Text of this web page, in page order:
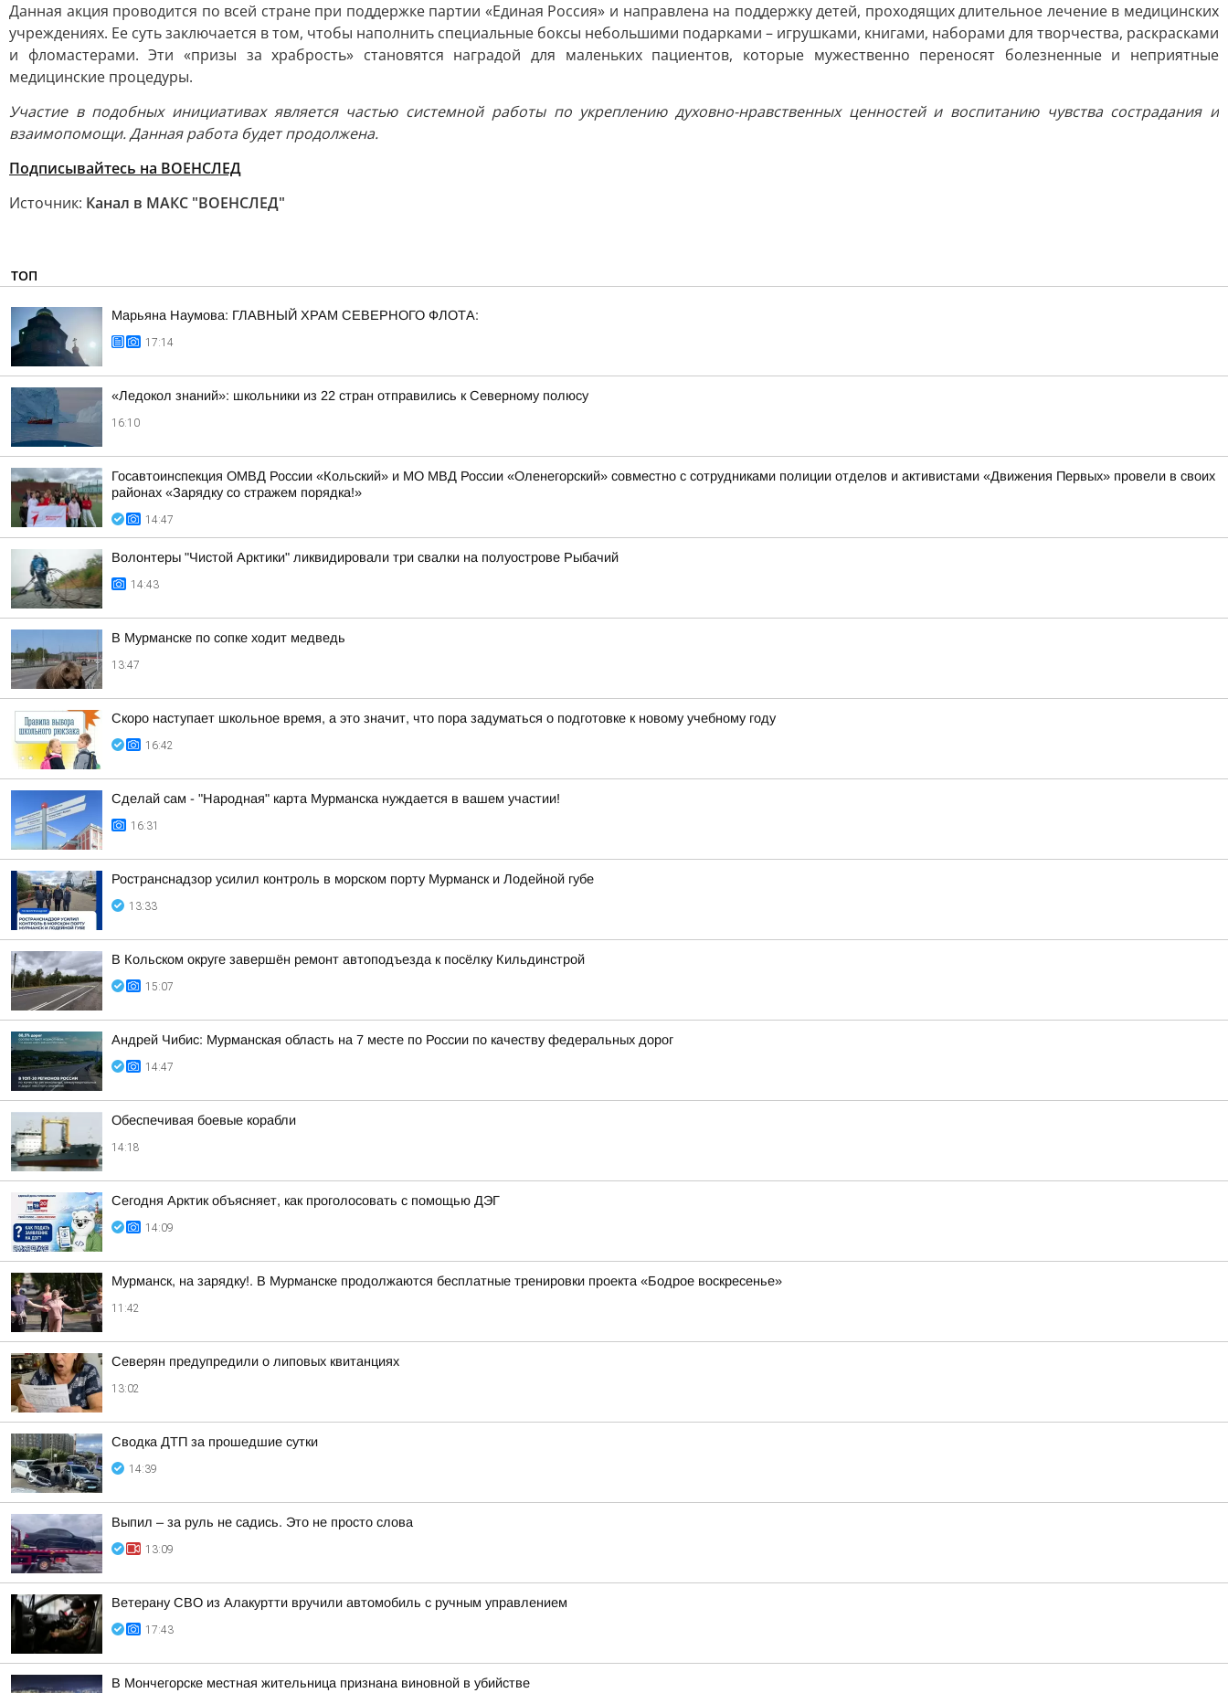
Данная акция проводится по всей стране при поддержке партии «Единая Россия» и направлена на поддержку детей, проходящих длительное лечение в медицинских
учреждениях. Ее суть заключается в том, чтобы наполнить специальные боксы небольшими подарками – игрушками, книгами, наборами для творчества, раскрасками
и фломастерами. Эти «призы за храбрость» становятся наградой для маленьких пациентов, которые мужественно переносят болезненные и неприятные
медицинские процедуры.
Участие в подобных инициативах является частью системной работы по укреплению духовно-нравственных ценностей и воспитанию чувства сострадания и
взаимопомощи. Данная работа будет продолжена.
Подписывайтесь на ВОЕНСЛЕД
Источник: Канал в МАКС "ВОЕНСЛЕД"
ТОП
Марьяна Наумова: ГЛАВНЫЙ ХРАМ СЕВЕРНОГО ФЛОТА:
17:14
«Ледокол знаний»: школьники из 22 стран отправились к Северному полюсу
16:10
Госавтоинспекция ОМВД России «Кольский» и МО МВД России «Оленегорский» совместно с сотрудниками полиции отделов и активистами «Движения Первых» провели в своих
районах «Зарядку со стражем порядка!»
14:47
Волонтеры "Чистой Арктики" ликвидировали три свалки на полуострове Рыбачий
14:43
В Мурманске по сопке ходит медведь
13:47
Скоро наступает школьное время, а это значит, что пора задуматься о подготовке к новому учебному году
16:42
Сделай сам - "Народная" карта Мурманска нуждается в вашем участии!
16:31
Ространснадзор усилил контроль в морском порту Мурманск и Лодейной губе
13:33
В Кольском округе завершён ремонт автоподъезда к посёлку Кильдинстрой
15:07
Андрей Чибис: Мурманская область на 7 месте по России по качеству федеральных дорог
14:47
Обеспечивая боевые корабли
14:18
Сегодня Арктик объясняет, как проголосовать с помощью ДЭГ
14:09
Мурманск, на зарядку!. В Мурманске продолжаются бесплатные тренировки проекта «Бодрое воскресенье»
11:42
Северян предупредили о липовых квитанциях
13:02
Сводка ДТП за прошедшие сутки
14:39
Выпил – за руль не садись. Это не просто слова
13:09
Ветерану СВО из Алакуртти вручили автомобиль с ручным управлением
17:43
В Мончегорске местная жительница признана виновной в убийстве